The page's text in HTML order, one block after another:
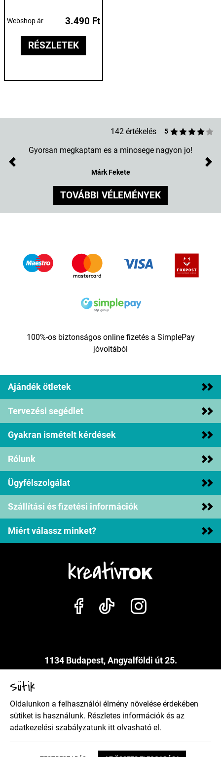
Webshop ár 3.490 Ft
RÉSZLETEK
142 értékelés 5
Egyszerűen nagyon jól nézz ki a tokon, imádom ezt a
Kíra Vrabec
Previous
TOVÁBBI VÉLEMÉNYEK
100%-os biztonságos online fizetés a SimplePay
jóvoltából
Ajándék ötletek
Tervezési segédlet
Gyakran ismételt kérdések
Rólunk
Ügyfélszolgálat
Szállítási és fizetési információk
Miért válassz minket?
1134 Budapest, Angyalföldi út 25.
Adatkezelési szabályzat
Sütik
Oldalunkon a felhasználói élmény növelése érdekében
sütiket is használunk. Részletes információk és az
adatkezelési szabályzatunk itt olvasható el.